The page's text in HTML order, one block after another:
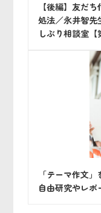
【後編】友だ
処法／永井智先
しぶり相談室【
「テーマ作文
自由研究やレポ